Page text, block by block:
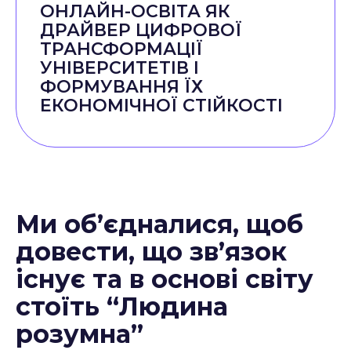
ОНЛАЙН-ОСВІТА ЯК
ДРАЙВЕР ЦИФРОВОЇ
ТРАНСФОРМАЦІЇ
УНІВЕРСИТЕТІВ І
ФОРМУВАННЯ ЇХ
ЕКОНОМІЧНОЇ СТІЙКОСТІ
Ми об’єдналися, щоб
довести, що зв’язок
існує та в основі світу
стоїть “Людина
розумна”